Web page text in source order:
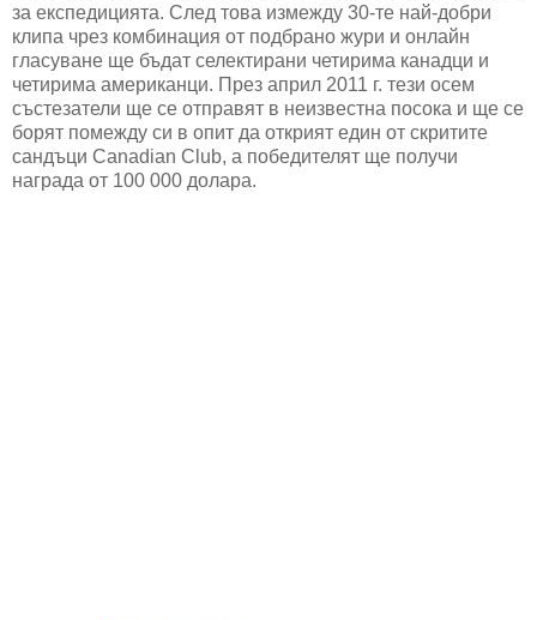
за експедицията. След това измежду 30-те най-добри
клипа чрез комбинация от подбрано жури и онлайн
гласуване ще бъдат селектирани четирима канадци и
четирима американци. През април 2011 г. тези осем
състезатели ще се отправят в неизвестна посока и ще се
борят помежду си в опит да открият един от скритите
сандъци Canadian Club, а победителят ще получи
награда от 100 000 долара.